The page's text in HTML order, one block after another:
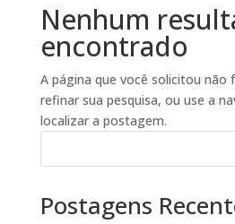
Nenhum
encontrado
A página que você solicitou não
refinar sua pesquisa, ou use a
localizar a postagem.
Postagens